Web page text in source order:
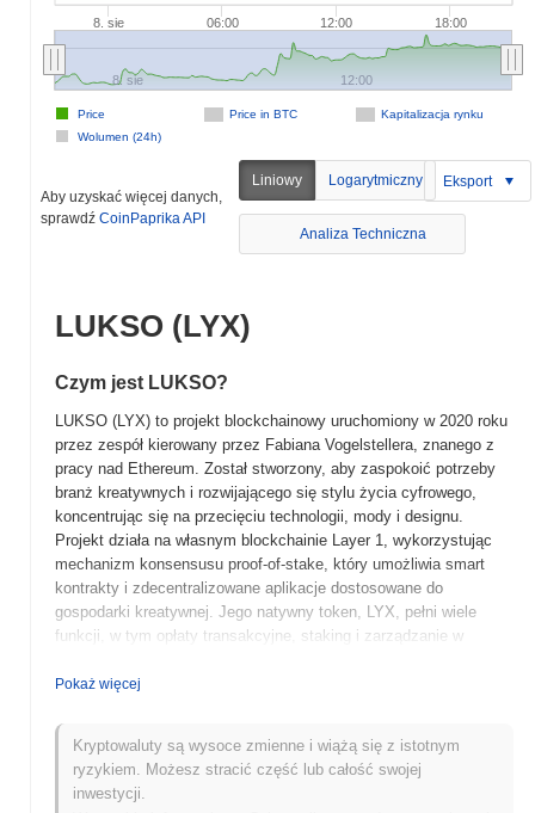
8. sie 06:00 12:00 18:00
Price in BTC
Kapitalizacja rynku
Wolumen (24h)
Price
8. sie 12:00
Aby uzyskać więcej danych,
sprawdź CoinPaprika API
Liniowy Logarytmiczny Eksport
Analiza Techniczna
LUKSO (LYX)
Czym jest LUKSO?
LUKSO (LYX) to projekt blockchainowy uruchomiony w 2020 roku
przez zespół kierowany przez Fabiana Vogelstellera, znanego z
pracy nad Ethereum. Został stworzony, aby zaspokoić potrzeby
branż kreatywnych i rozwijającego się stylu życia cyfrowego,
koncentrując się na przecięciu technologii, mody i designu.
Projekt działa na własnym blockchainie Layer 1, wykorzystując
mechanizm konsensusu proof-of-stake, który umożliwia smart
kontrakty i zdecentralizowane aplikacje dostosowane do
gospodarki kreatywnej. Jego natywny token, LYX, pełni wiele
funkcji, w tym opłaty transakcyjne, staking i zarządzanie w
do integracji technologii blockchain z sektorem mody i stylu
niezamienne (NFT) oraz zdecentralizowane aplikacje. To
pozycjonowanie ma na celu wzmocnienie zarówno twórców, jak i
konsumentów, czyniąc go znaczącym graczem w rozwijającym
się krajobrazie aktywów cyfrowych i rozwiązań dotyczących
Pokaż więcej
Kryptowaluty są wysoce zmienne i wiążą się z istotnym
ryzykiem. Możesz stracić część lub całość swojej
inwestycji.